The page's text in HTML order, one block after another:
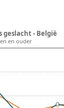
- België
en ouder